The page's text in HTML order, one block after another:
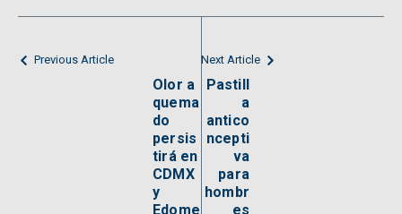
Previous Article
Olor a
quema
do
persis
tirá en
CDMX
y
Edome
Next Article
Pastill
a
antico
ncepti
va
para
hombr
es